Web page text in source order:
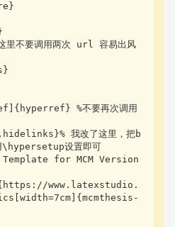
接跳转，并去掉绿色方框
MCM Version MCMversion}
logo}}}
不要调用两次 url 容易出风
%不要再次调用
我改了这里，把b
设置即可
for MCM Version
www.latexstudio.